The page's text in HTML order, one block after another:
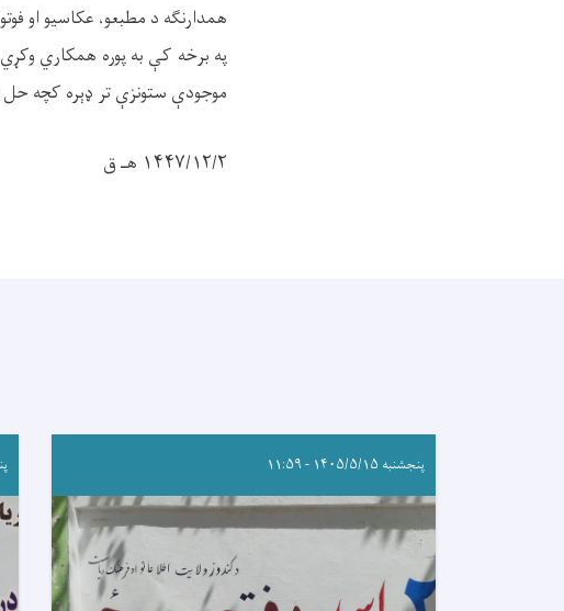
همدارنګه د مطبعو، عکاسيو او
په برخه کې به پوره همکاري
موجودې ستونزې تر ډېره کچه
۱۴۴۷/۱۲/۲ هـ ق
پنجشنبه ۱۴۰۵/۵/۱۵ - ۱۱:۵۹